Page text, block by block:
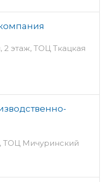
2 этаж, ТОЦ Ткацкая
ТОЦ Мичуринский